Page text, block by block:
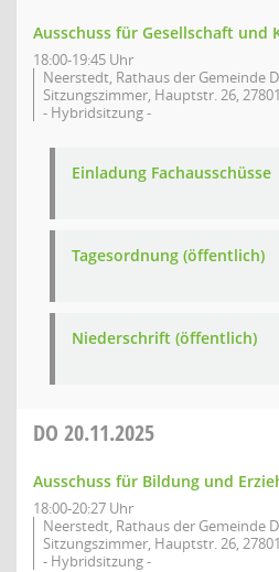
Ausschuss für Gesellschaft und
18:00-19:45 Uhr
Neerstedt, Rathaus der Gemeinde
Sitzungszimmer, Hauptstr. 26,
- Hybridsitzung -
Einladung Fachausschüsse
Tagesordnung (öffentlich)
Niederschrift (öffentlich)
DO 20.11.2025
Ausschuss für Bildung und
18:00-20:27 Uhr
Neerstedt, Rathaus der Gemeinde
Sitzungszimmer, Hauptstr. 26,
- Hybridsitzung -